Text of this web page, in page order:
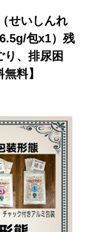
せいしんれ
包x1）残
り、排尿困
料】